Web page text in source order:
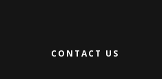
CONTACT US